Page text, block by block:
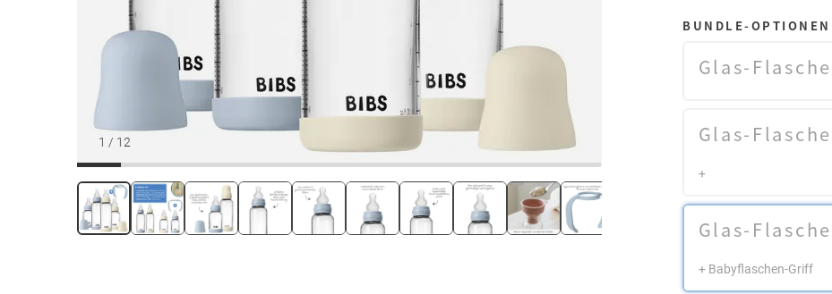
1 / 12
BUNDLE-
Glas-Flasche
Glas-Flasche
+
Glas-Flasche
+ Babyflaschen-Griff